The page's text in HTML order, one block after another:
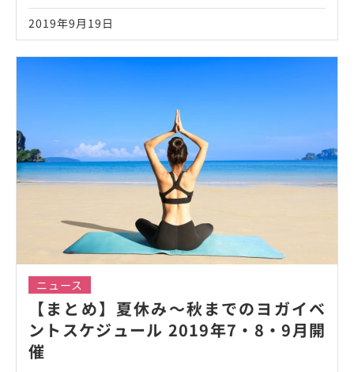
2019年9月19日
ニュース
【まとめ】夏休み〜秋までのヨガイベ
ントスケジュール 2019年7・8・9月開
催